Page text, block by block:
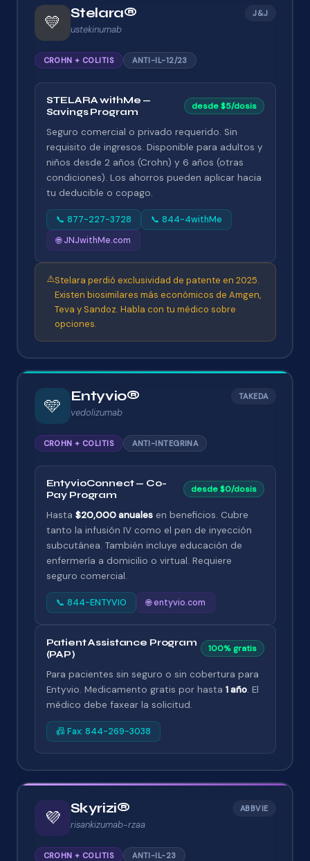
💛 Stelara®
ustekinumab
J&J
CROHN + COLITIS ANTI-IL-12/23
STELARA withMe —
Savings Program
desde $5/dosis
Seguro comercial o privado requerido. Sin
requisito de ingresos. Disponible para adultos y
niños desde 2 años (Crohn) y 6 años (otras
condiciones). Los ahorros pueden aplicar hacia
tu deducible o copago.
📞 877-227-3728
📞 844-4withMe
🌐 JNJwithMe.com
⚠️Stelara perdió exclusividad de patente en 2025.
Existen biosimilares más económicos de Amgen,
Teva y Sandoz. Habla con tu médico sobre
opciones.
🩵 Entyvio®
vedolizumab
TAKEDA
CROHN + COLITIS ANTI-INTEGRINA
EntyvioConnect — Co-
Pay Program
desde $0/dosis
Hasta $20,000 anualesen beneficios. Cubre
tanto la infusión IV como el pen de inyección
subcutánea. También incluye educación de
enfermería a domicilio o virtual. Requiere
seguro comercial.
📞 844-ENTYVIO 🌐 entyvio.com
Patient Assistance Program
(PAP)
100% gratis
Para pacientes sin seguro o sin cobertura para
Entyvio. Medicamento gratis por hasta 1 año. El
médico debe faxear la solicitud.
📠 Fax: 844-269-3038
💜 Skyrizi®
risankizumab-rzaa
ABBVIE
CROHN + COLITIS ANTI-IL-23